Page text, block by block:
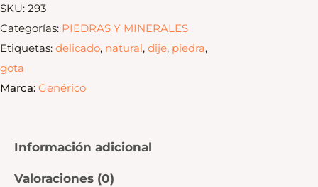
SKU: 293
Categorías: PIEDRAS Y MINERALES
Etiquetas: delicado, natural, dije, piedra,
gota
Marca: Genérico
Información adicional
Valoraciones (0)